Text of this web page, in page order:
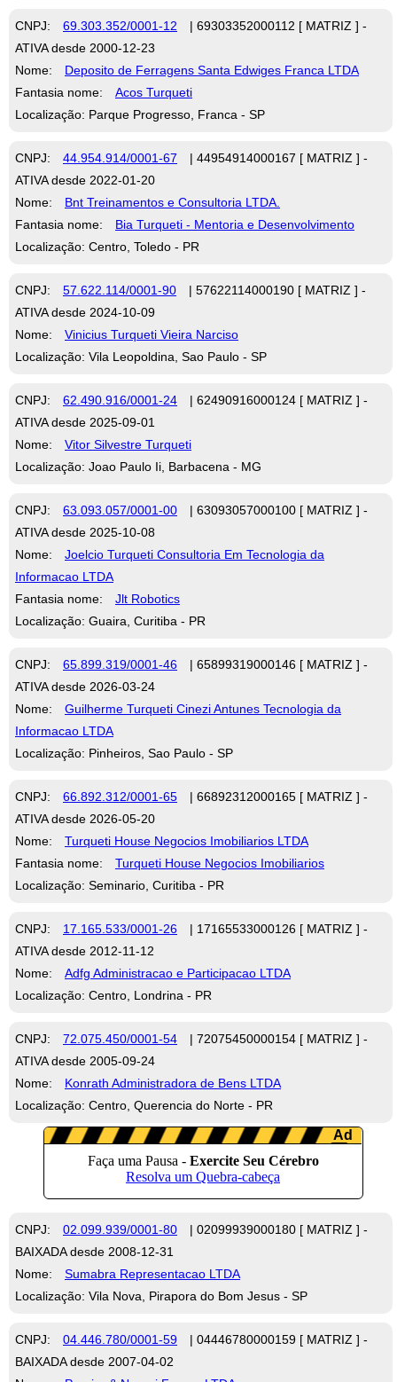
CNPJ: 69.303.352/0001-12
| 69303352000112 [ MATRIZ ] -
ATIVA desde 2000-12-23
Nome:
Deposito de Ferragens Santa Edwiges Franca LTDA
Fantasia nome:
Acos Turqueti
Localização: Parque Progresso, Franca - SP
CNPJ: 44.954.914/0001-67
| 44954914000167 [ MATRIZ ] -
ATIVA desde 2022-01-20
Nome:
Bnt Treinamentos e Consultoria LTDA.
Fantasia nome:
Bia Turqueti - Mentoria e Desenvolvimento
Localização: Centro, Toledo - PR
CNPJ: 57.622.114/0001-90
| 57622114000190 [ MATRIZ ] -
ATIVA desde 2024-10-09
Nome:
Vinicius Turqueti Vieira Narciso
Localização: Vila Leopoldina, Sao Paulo - SP
CNPJ: 62.490.916/0001-24
| 62490916000124 [ MATRIZ ] -
ATIVA desde 2025-09-01
Nome:
Vitor Silvestre Turqueti
Localização: Joao Paulo Ii, Barbacena - MG
CNPJ: 63.093.057/0001-00
| 63093057000100 [ MATRIZ ] -
ATIVA desde 2025-10-08
Nome:
Joelcio Turqueti Consultoria Em Tecnologia da
Informacao LTDA
Fantasia nome:
Jlt Robotics
Localização: Guaira, Curitiba - PR
CNPJ: 65.899.319/0001-46
| 65899319000146 [ MATRIZ ] -
ATIVA desde 2026-03-24
Nome:
Guilherme Turqueti Cinezi Antunes Tecnologia da
Informacao LTDA
Localização: Pinheiros, Sao Paulo - SP
CNPJ: 66.892.312/0001-65
| 66892312000165 [ MATRIZ ] -
ATIVA desde 2026-05-20
Nome:
Turqueti House Negocios Imobiliarios LTDA
Fantasia nome:
Turqueti House Negocios Imobiliarios
Localização: Seminario, Curitiba - PR
CNPJ: 17.165.533/0001-26
| 17165533000126 [ MATRIZ ] -
ATIVA desde 2012-11-12
Nome:
Adfg Administracao e Participacao LTDA
Localização: Centro, Londrina - PR
CNPJ: 72.075.450/0001-54
| 72075450000154 [ MATRIZ ] -
ATIVA desde 2005-09-24
Nome:
Konrath Administradora de Bens LTDA
Localização: Centro, Querencia do Norte - PR
CNPJ: 02.099.939/0001-80
| 02099939000180 [ MATRIZ ] -
BAIXADA desde 2008-12-31
Nome:
Sumabra Representacao LTDA
Localização: Vila Nova, Pirapora do Bom Jesus - SP
CNPJ: 04.446.780/0001-59
| 04446780000159 [ MATRIZ ] -
BAIXADA desde 2007-04-02